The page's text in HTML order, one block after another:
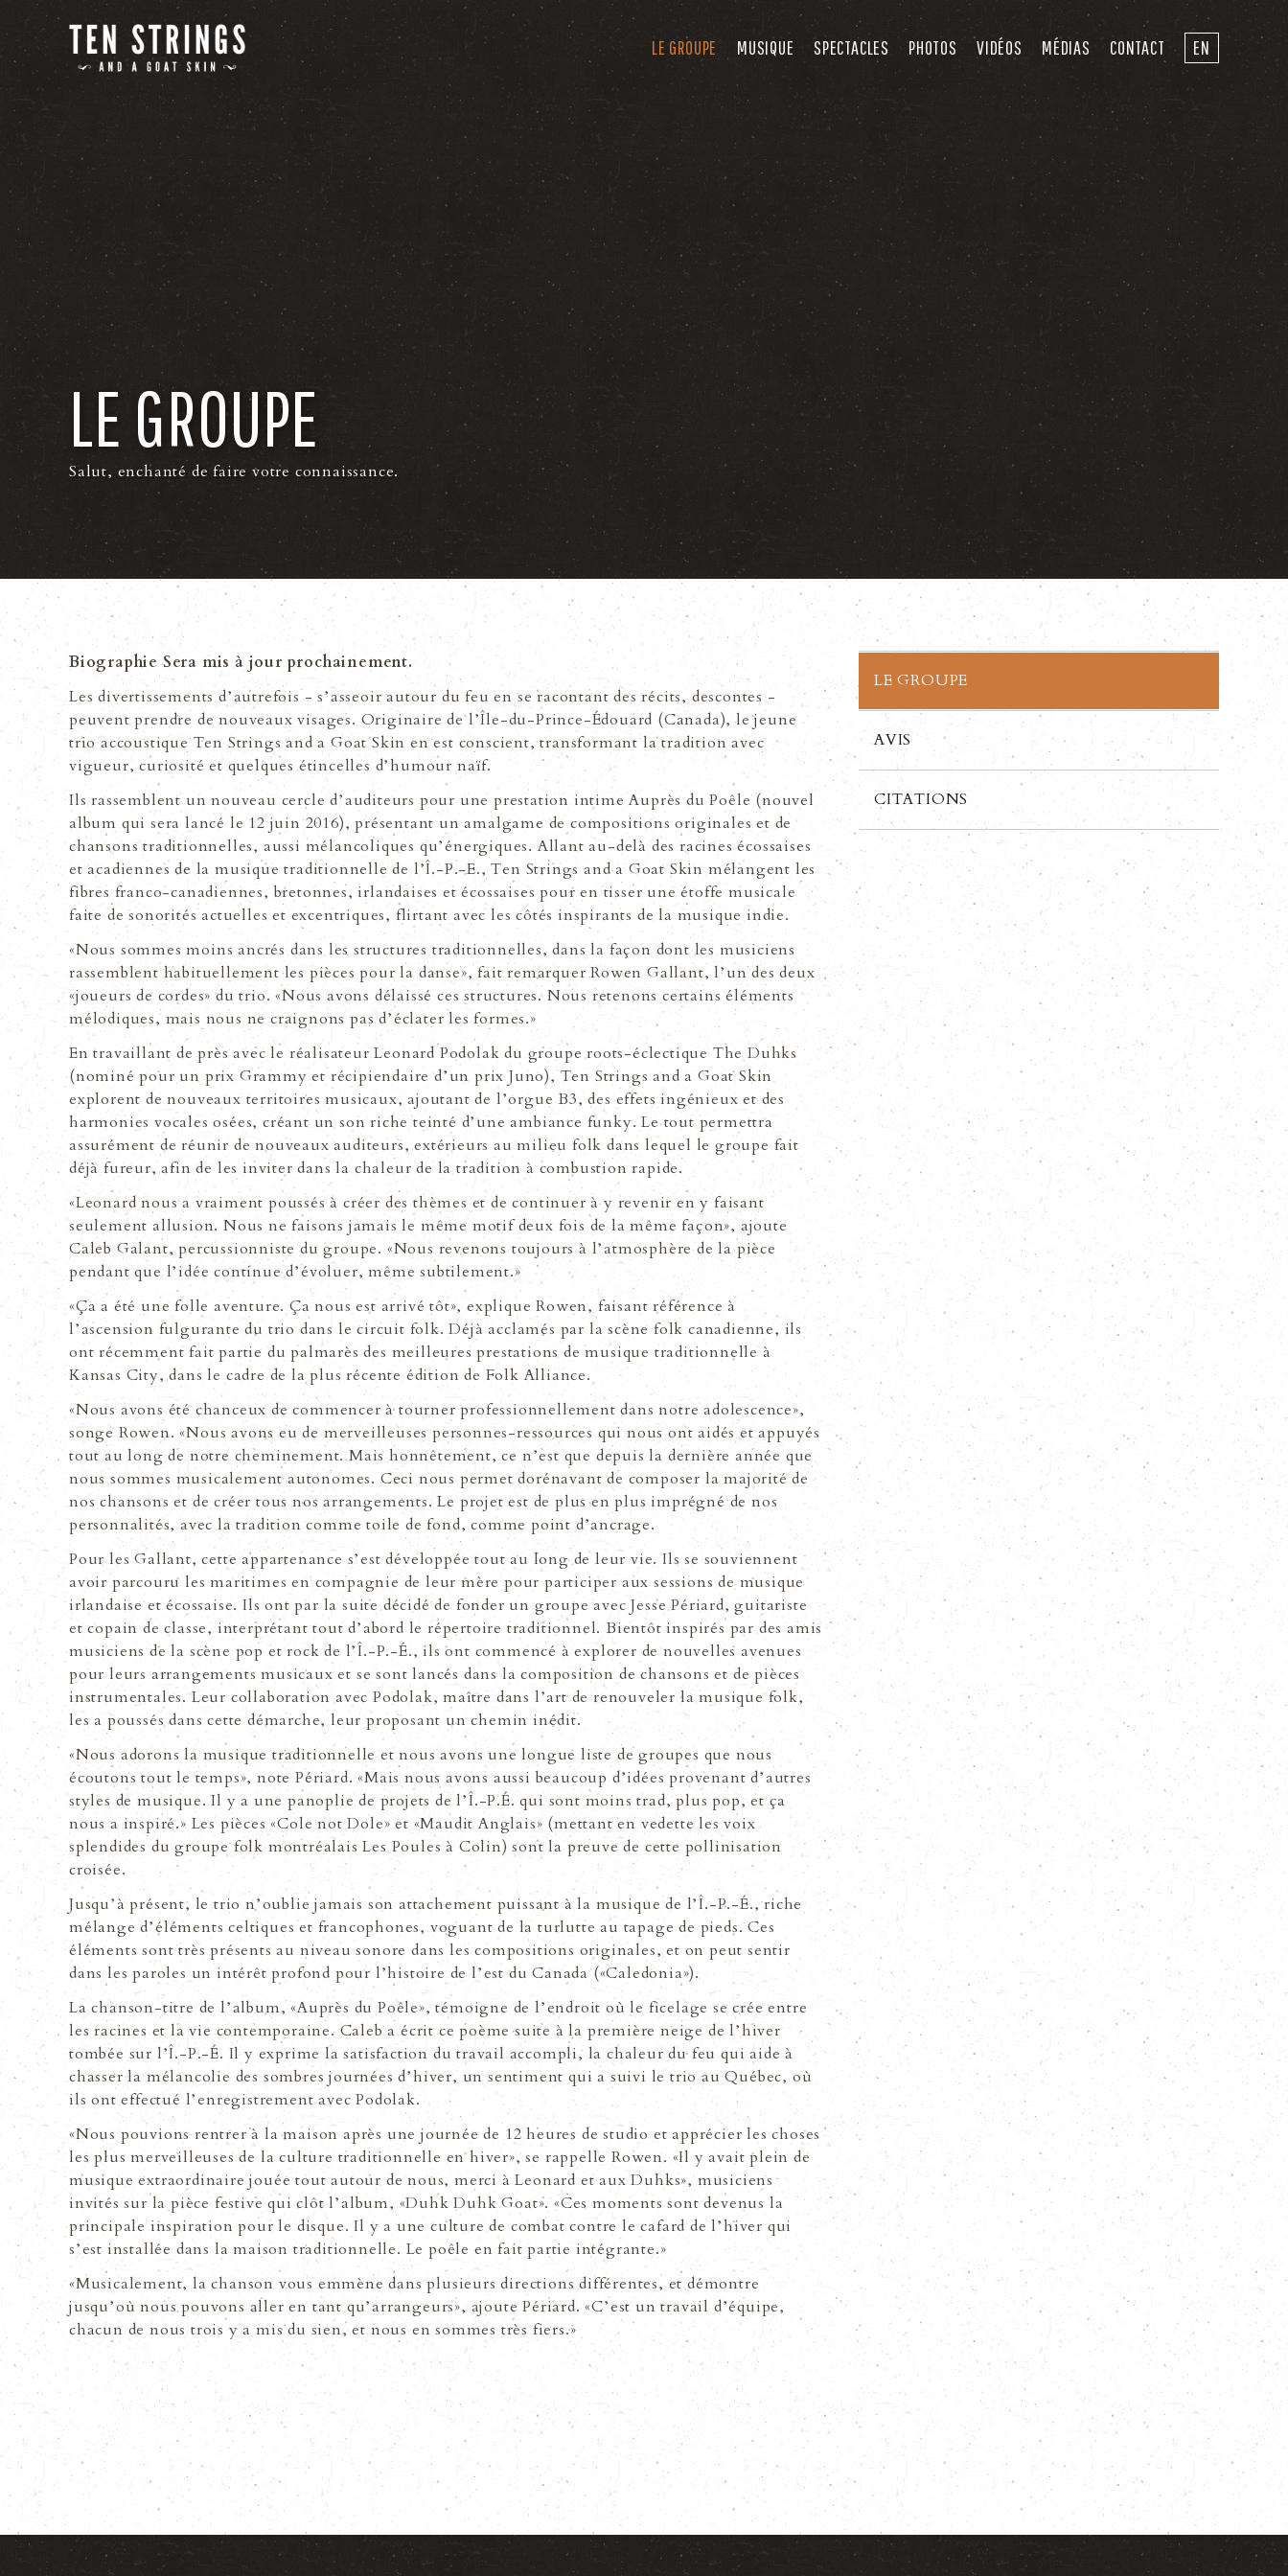
LE GROUPE MUSIQUE SPECTACLES PHOTOS VIDÉOS MÉDIAS CONTACT
LE GROUPE
Salut, enchanté de faire votre connaissance.
Biographie Sera mis à jour prochainement.
Les divertissements dʼautrefois - sʼasseoir autour du feu en se racontant des récits, descontes -
peuvent prendre de nouveaux visages. Originaire de lʼÎle-du-Prince-Édouard (Canada), le jeune
trio accoustique Ten Strings and a Goat Skin en est conscient, transformant la tradition avec
vigueur, curiosité et quelques étincelles dʼhumour naïf.
Ils rassemblent un nouveau cercle dʼauditeurs pour une prestation intime Auprès du Poêle (nouvel
album qui sera lancé le 12 juin 2016), présentant un amalgame de compositions originales et de
chansons traditionnelles, aussi mélancoliques quʼénergiques. Allant au-delà des racines écossaises
et acadiennes de la musique traditionnelle de lʼÎ.-P.-E., Ten Strings and a Goat Skin mélangent les
fibres franco-canadiennes, bretonnes, irlandaises et écossaises pour en tisser une étoffe musicale
faite de sonorités actuelles et excentriques, flirtant avec les côtés inspirants de la musique indie.
«Nous sommes moins ancrés dans les structures traditionnelles, dans la façon dont les musiciens
rassemblent habituellement les pièces pour la danse», fait remarquer Rowen Gallant, lʼun des deux
«joueurs de cordes» du trio. «Nous avons délaissé ces structures. Nous retenons certains éléments
mélodiques, mais nous ne craignons pas dʼéclater les formes.»
En travaillant de près avec le réalisateur Leonard Podolak du groupe roots-éclectique The Duhks
(nominé pour un prix Grammy et récipiendaire dʼun prix Juno), Ten Strings and a Goat Skin
explorent de nouveaux territoires musicaux, ajoutant de lʼorgue B3, des effets ingénieux et des
harmonies vocales osées, créant un son riche teinté dʼune ambiance funky. Le tout permettra
assurément de réunir de nouveaux auditeurs, extérieurs au milieu folk dans lequel le groupe fait
déjà fureur, afin de les inviter dans la chaleur de la tradition à combustion rapide.
«Leonard nous a vraiment poussés à créer des thèmes et de continuer à y revenir en y faisant
seulement allusion. Nous ne faisons jamais le même motif deux fois de la même façon», ajoute
Caleb Galant, percussionniste du groupe. «Nous revenons toujours à lʼatmosphère de la pièce
pendant que lʼidée continue dʼévoluer, même subtilement.»
«Ça a été une folle aventure. Ça nous est arrivé tôt», explique Rowen, faisant référence à
lʼascension fulgurante du trio dans le circuit folk. Déjà acclamés par la scène folk canadienne, ils
ont récemment fait partie du palmarès des meilleures prestations de musique traditionnelle à
Kansas City, dans le cadre de la plus récente édition de Folk Alliance.
«Nous avons été chanceux de commencer à tourner professionnellement dans notre adolescence»,
songe Rowen. «Nous avons eu de merveilleuses personnes-ressources qui nous ont aidés et appuyés
tout au long de notre cheminement. Mais honnêtement, ce nʼest que depuis la dernière année que
nous sommes musicalement autonomes. Ceci nous permet dorénavant de composer la majorité de
nos chansons et de créer tous nos arrangements. Le projet est de plus en plus imprégné de nos
personnalités, avec la tradition comme toile de fond, comme point dʼancrage.
Pour les Gallant, cette appartenance sʼest développée tout au long de leur vie. Ils se souviennent
avoir parcouru les maritimes en compagnie de leur mère pour participer aux sessions de musique
irlandaise et écossaise. Ils ont par la suite décidé de fonder un groupe avec Jesse Périard, guitariste
et copain de classe, interprétant tout dʼabord le répertoire traditionnel. Bientôt inspirés par des amis
musiciens de la scène pop et rock de lʼÎ.-P.-É., ils ont commencé à explorer de nouvelles avenues
pour leurs arrangements musicaux et se sont lancés dans la composition de chansons et de pièces
instrumentales. Leur collaboration avec Podolak, maître dans lʼart de renouveler la musique folk,
les a poussés dans cette démarche, leur proposant un chemin inédit.
«Nous adorons la musique traditionnelle et nous avons une longue liste de groupes que nous
écoutons tout le temps», note Périard. «Mais nous avons aussi beaucoup dʼidées provenant dʼautres
styles de musique. Il y a une panoplie de projets de lʼÎ.-P.É. qui sont moins trad, plus pop, et ça
nous a inspiré.» Les pièces «Cole not Dole» et «Maudit Anglais» (mettant en vedette les voix
splendides du groupe folk montréalais Les Poules à Colin) sont la preuve de cette pollinisation
croisée.
Jusquʼà présent, le trio nʼoublie jamais son attachement puissant à la musique de lʼÎ.-P.-É., riche
mélange dʼéléments celtiques et francophones, voguant de la turlutte au tapage de pieds. Ces
éléments sont très présents au niveau sonore dans les compositions originales, et on peut sentir
dans les paroles un intérêt profond pour lʼhistoire de lʼest du Canada («Caledonia»).
La chanson-titre de lʼalbum, «Auprès du Poêle», témoigne de lʼendroit où le ficelage se crée entre
les racines et la vie contemporaine. Caleb a écrit ce poème suite à la première neige de lʼhiver
tombée sur lʼÎ.-P.-É. Il y exprime la satisfaction du travail accompli, la chaleur du feu qui aide à
chasser la mélancolie des sombres journées dʼhiver, un sentiment qui a suivi le trio au Québec, où
ils ont effectué lʼenregistrement avec Podolak.
«Nous pouvions rentrer à la maison après une journée de 12 heures de studio et apprécier les choses
les plus merveilleuses de la culture traditionnelle en hiver», se rappelle Rowen. «Il y avait plein de
musique extraordinaire jouée tout autour de nous, merci à Leonard et aux Duhks», musiciens
invités sur la pièce festive qui clôt lʼalbum, «Duhk Duhk Goat». «Ces moments sont devenus la
principale inspiration pour le disque. Il y a une culture de combat contre le cafard de lʼhiver qui
sʼest installée dans la maison traditionnelle. Le poêle en fait partie intégrante.»
«Musicalement, la chanson vous emmène dans plusieurs directions différentes, et démontre
jusquʼoù nous pouvons aller en tant quʼarrangeurs», ajoute Périard. «Cʼest un travail dʼéquipe,
chacun de nous trois y a mis du sien, et nous en sommes très fiers.»
LE GROUPE
AVIS
CITATIONS